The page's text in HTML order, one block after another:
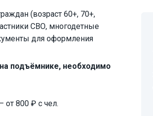
(возраст 60+, 70+,
СВО, многодетные
для оформления
подъёмнике, необходимо
800 ₽ с чел.